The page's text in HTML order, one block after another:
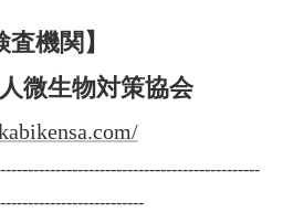
査機関】
微生物対策協会